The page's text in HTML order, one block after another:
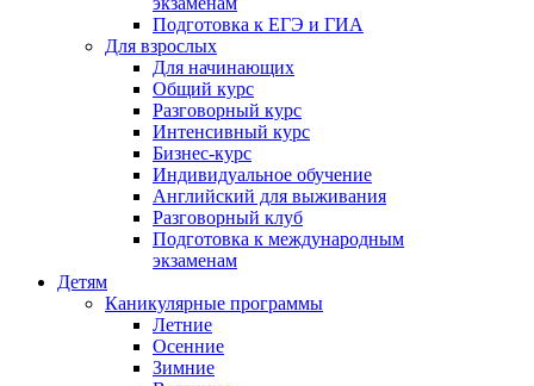
Подготовка к ЕГЭ и ГИА
Для взрослых
Для начинающих
Общий курс
Разговорный курс
Интенсивный курс
Бизнес-курс
Индивидуальное обучение
Английский для выживания
Разговорный клуб
Подготовка к международным
экзаменам
Детям
Каникулярные программы
Летние
Осенние
Зимние